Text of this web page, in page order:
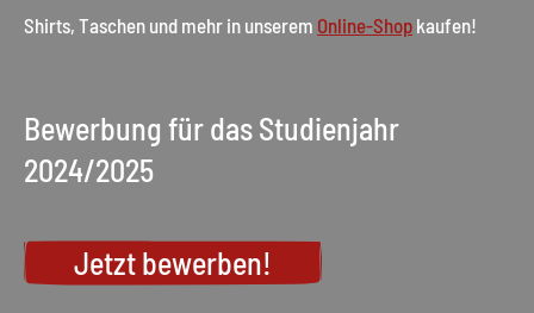
Shirts, Taschen und mehr in unserem Online-Shop kaufen!
Bewerbung für das Studienjahr
2024/2025
Jetzt bewerben!